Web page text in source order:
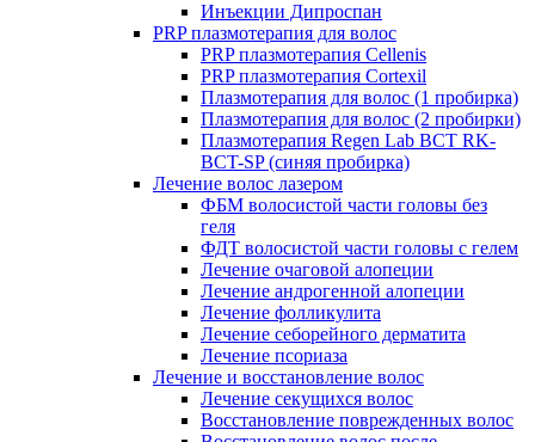
Инъекции Дипроспан
PRP плазмотерапия для волос
PRP плазмотерапия Cellenis
PRP плазмотерапия Cortexil
Плазмотерапия для волос (1 пробирка)
Плазмотерапия для волос (2 пробирки)
Плазмотерапия Regen Lab BCT RK-
BCT-SP (синяя пробирка)
Лечение волос лазером
ФБМ волосистой части головы без
геля
ФДТ волосистой части головы с гелем
Лечение очаговой алопеции
Лечение андрогенной алопеции
Лечение фолликулита
Лечение себорейного дерматита
Лечение псориаза
Лечение и восстановление волос
Лечение секущихся волос
Восстановление поврежденных волос